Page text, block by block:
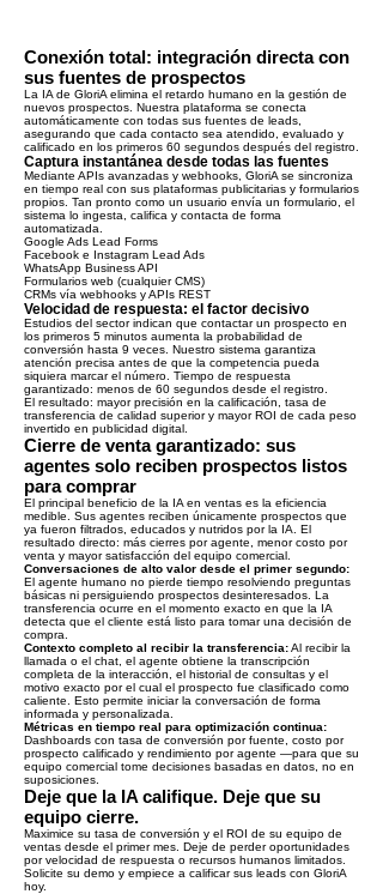
Conexión total: integración directa con
sus fuentes de prospectos
La IA de GloriA elimina el retardo humano en la gestión de
nuevos prospectos. Nuestra plataforma se conecta
automáticamente con todas sus fuentes de leads,
asegurando que cada contacto sea atendido, evaluado y
calificado en los primeros 60 segundos después del registro.
Captura instantánea desde todas las fuentes
Mediante APIs avanzadas y webhooks, GloriA se sincroniza
en tiempo real con sus plataformas publicitarias y formularios
propios. Tan pronto como un usuario envía un formulario, el
sistema lo ingesta, califica y contacta de forma
automatizada.
Google Ads Lead Forms
Facebook e Instagram Lead Ads
WhatsApp Business API
Formularios web (cualquier CMS)
CRMs vía webhooks y APIs REST
Velocidad de respuesta: el factor decisivo
Estudios del sector indican que contactar un prospecto en
los primeros 5 minutos aumenta la probabilidad de
conversión hasta 9 veces. Nuestro sistema garantiza
atención precisa antes de que la competencia pueda
siquiera marcar el número. Tiempo de respuesta
garantizado: menos de 60 segundos desde el registro.
El resultado: mayor precisión en la calificación, tasa de
transferencia de calidad superior y mayor ROI de cada peso
invertido en publicidad digital.
Cierre de venta garantizado: sus
agentes solo reciben prospectos listos
para comprar
El principal beneficio de la IA en ventas es la eficiencia
medible. Sus agentes reciben únicamente prospectos que
ya fueron filtrados, educados y nutridos por la IA. El
resultado directo: más cierres por agente, menor costo por
venta y mayor satisfacción del equipo comercial.
Conversaciones de alto valor desde el primer segundo:
El agente humano no pierde tiempo resolviendo preguntas
básicas ni persiguiendo prospectos desinteresados. La
transferencia ocurre en el momento exacto en que la IA
detecta que el cliente está listo para tomar una decisión de
compra.
Contexto completo al recibir la transferencia:Al recibir la
llamada o el chat, el agente obtiene la transcripción
completa de la interacción, el historial de consultas y el
motivo exacto por el cual el prospecto fue clasificado como
caliente. Esto permite iniciar la conversación de forma
informada y personalizada.
Métricas en tiempo real para optimización continua:
Dashboards con tasa de conversión por fuente, costo por
prospecto calificado y rendimiento por agente —para que su
equipo comercial tome decisiones basadas en datos, no en
suposiciones.
Deje que la IA califique. Deje que su
equipo cierre.
Maximice su tasa de conversión y el ROI de su equipo de
ventas desde el primer mes. Deje de perder oportunidades
por velocidad de respuesta o recursos humanos limitados.
Solicite su demo y empiece a calificar sus leads con GloriA
hoy.